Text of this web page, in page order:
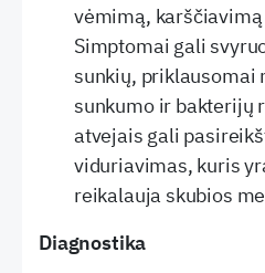
vėmimą,
Simptomai gali
sunkių, priklausomai
sunkumo ir bakterijų
atvejais gali
viduriavimas, kuris
reikalauja skubios
Diagnostika